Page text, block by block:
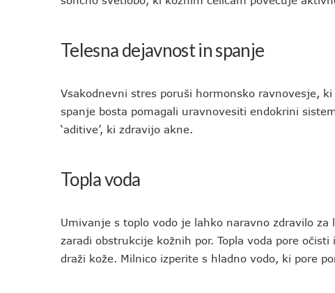
Telesna dejavnost in spanje
Vsakodnevni stres poruši hormonsko ravnovesje,
spanje bosta pomagali uravnovesiti endokrini
‘aditive’, ki zdravijo akne.
Topla voda
Umivanje s toplo vodo je lahko naravno zdravilo
zaradi obstrukcije kožnih por. Topla voda pore
draži kože. Milnico izperite s hladno vodo, ki pore